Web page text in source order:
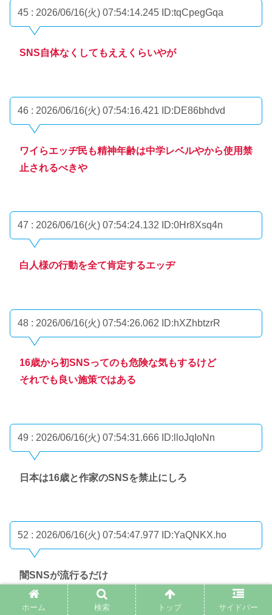
45 : 2026/06/16(火) 07:54:14.245 ID:tqCpegGqa
SNS自体なくしてもええくらいやが
46 : 2026/06/16(火) 07:54:16.421 ID:DE86bhdvd
ワイらエッヂ民も精神年齢は中学レベルやから使用禁
止されるべきや
47 : 2026/06/16(火) 07:54:24.132 ID:0Hr8Xsq4n
白人様の行動を全て肯定するエッヂ
48 : 2026/06/16(火) 07:54:26.062 ID:hXZhbtzrR
16歳から初SNSってのも危険な気もするけど
それでも良い施策ではある
49 : 2026/06/16(火) 07:54:31.666 ID:lloJqIoNn
日本は16歳と作家のSNSを禁止にしろ
52 : 2026/06/16(火) 07:54:47.977 ID:YaQNKX.ho
闇SNSが流行るだけ
ホーム 検索 トップ サイドバー